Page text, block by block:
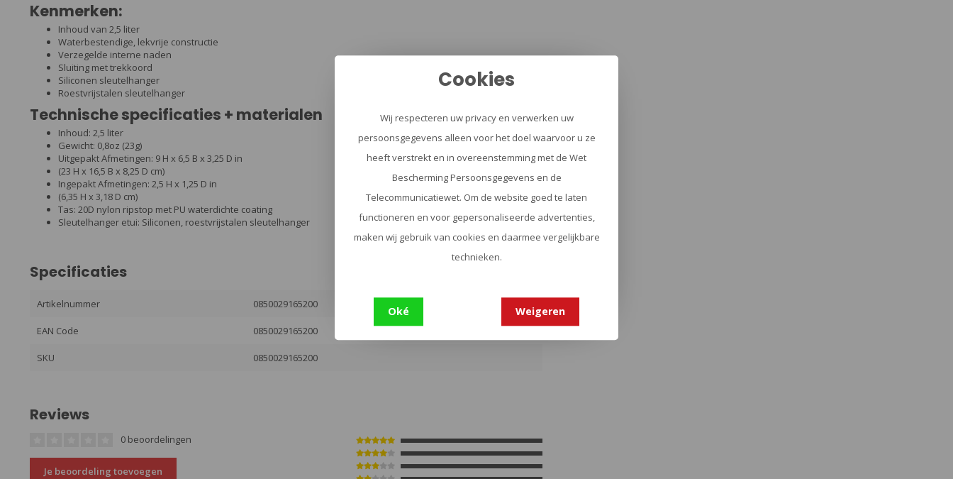
Kenmerken:
Inhoud van 2,5 liter
Waterbestendige, lekvrije constructie
Verzegelde interne naden
Sluiting met trekkoord
Siliconen sleutelhanger
Roestvrijstalen sleutelhanger
Technische specificaties + materialen
Inhoud: 2,5 liter
Gewicht: 0,8oz (23g)
Uitgepakt Afmetingen: 9 H x 6,5 B x 3,25 D in
(23 H x 16,5 B x 8,25 D cm)
Ingepakt Afmetingen: 2,5 H x 1,25 D in
(6,35 H x 3,18 D cm)
Tas: 20D nylon ripstop met PU waterdichte coating
Sleutelhanger etui: Siliconen, roestvrijstalen sleutelhanger
Specificaties
Artikelnummer 0850029165200
EAN Code 0850029165200
SKU 0850029165200
Reviews
0 beoordelingen
Je beoordeling toevoegen
Cookies
Wij respecteren uw privacy en verwerken uw
persoonsgegevens alleen voor het doel waarvoor u ze
heeft verstrekt en in overeenstemming met de Wet
Bescherming Persoonsgegevens en de
Telecommunicatiewet. Om de website goed te laten
functioneren en voor gepersonaliseerde advertenties,
maken wij gebruik van cookies en daarmee vergelijkbare
technieken.
Oké Weigeren